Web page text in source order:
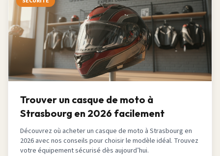
Trouver un casque de moto à
Strasbourg en 2026 facilement
Découvrez où acheter un casque de moto à Strasbourg en
2026 avec nos conseils pour choisir le modèle idéal. Trouvez
votre équipement sécurisé dès aujourd’hui.